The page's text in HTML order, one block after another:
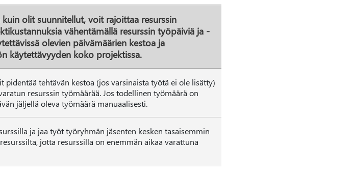
olit suunnitellut, voit rajoittaa resurssin
vähentämällä resurssin työpäiviä ja -
olevien päivämäärien kestoa ja
käytettävyyden koko projektissa.
pidentää tehtävän kestoa (jos varsinaista työtä ei ole lisätty)
resurssin työmäärää. Jos todellinen työmäärä on
jäljellä oleva työmäärä manuaalisesti.
ja jaa työt työryhmän jäsenten kesken tasaisemmin
jotta resurssilla on enemmän aikaa varattuna